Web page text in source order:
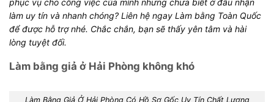
làm uy tín và nhanh chóng? Liên hệ ngay Làm bằng Toàn Quốc
để được hỗ trợ nhé. Chắc chắn, bạn sẽ thấy yên tâm và hài
lòng tuyệt đối.
Làm bằng giả ở Hải Phòng không khó
Làm Bằng Giả Ở Hải Phòng Có Hồ Sơ Gốc Uy Tín Chất Lượng